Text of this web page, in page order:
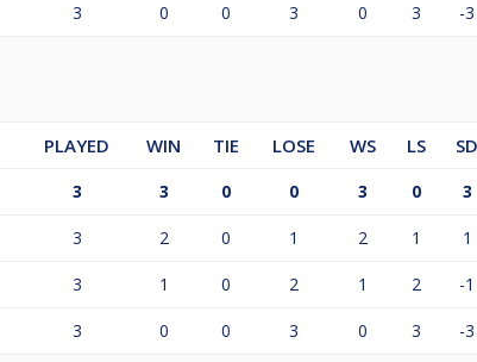
3 0 0 3 0 3 -3
PLAYED WIN TIE LOSE WS LS SD
3 3 0 0 3 0 3
3 2 0 1 2 1 1
3 1 0 2 1 2 -1
3 0 0 3 0 3 -3